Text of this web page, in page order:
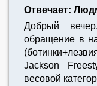
Отвечает:
Добрый
обращение в
Jackson
весовой